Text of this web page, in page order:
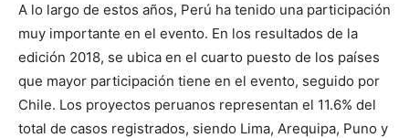
A lo largo de estos años, Perú ha tenido una participación
muy importante en el evento. En los resultados de la
edición 2018, se ubica en el cuarto puesto de los países
que mayor participación tiene en el evento, seguido por
Chile. Los proyectos peruanos representan el 11.6% del
total de casos registrados, siendo Lima, Arequipa, Puno y